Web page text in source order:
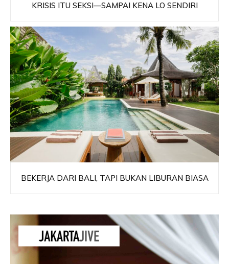
KRISIS ITU SEKSI—SAMPAI KENA LO SENDIRI
BEKERJA DARI BALI, TAPI BUKAN LIBURAN BIASA